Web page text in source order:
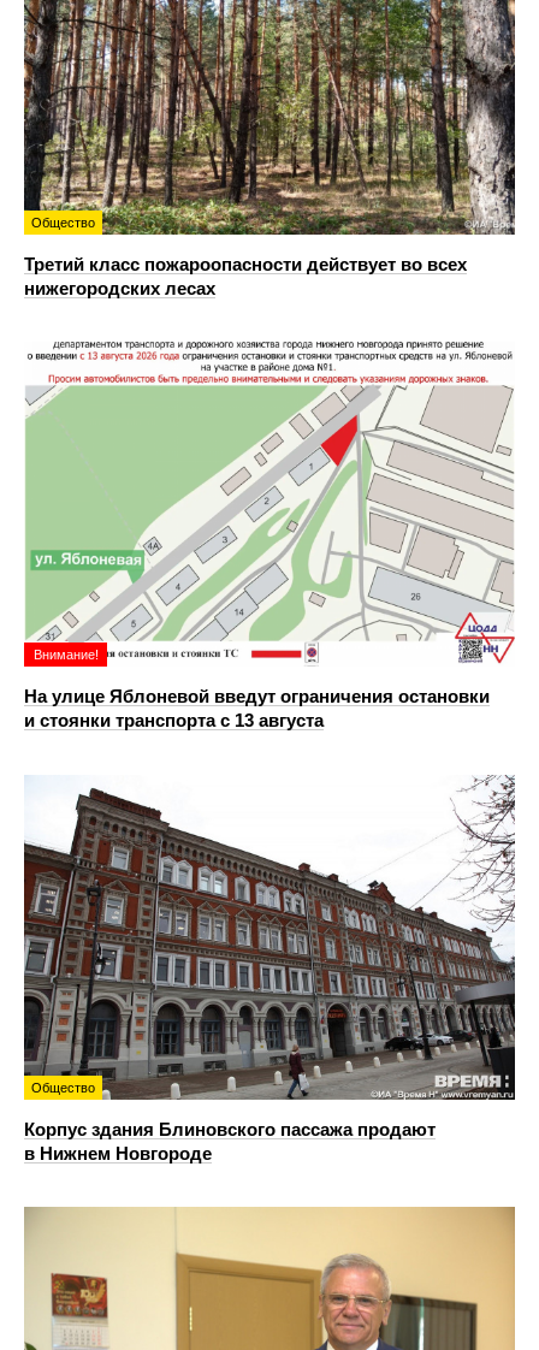
Общество
Третий класс пожароопасности действует во всех
нижегородских лесах
Внимание!
На улице Яблоневой введут ограничения остановки
и стоянки транспорта с 13 августа
Общество
Корпус здания Блиновского пассажа продают
в Нижнем Новгороде